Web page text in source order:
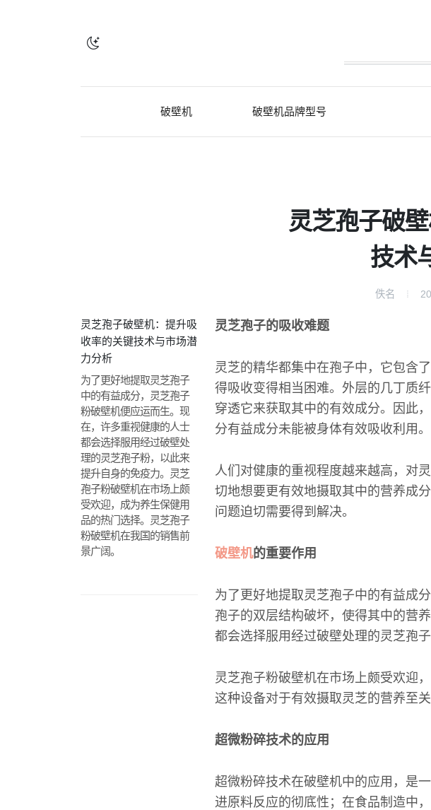
破壁机 破壁机品牌型号
灵芝孢子破
技术
佚名
灵芝孢子破壁机：提升吸
收率的关键技术与市场潜
力分析
为了更好地提取灵芝孢子
中的有益成分，灵芝孢子
粉破壁机便应运而生。现
在，许多重视健康的人士
都会选择服用经过破壁处
理的灵芝孢子粉，以此来
提升自身的免疫力。灵芝
孢子粉破壁机在市场上颇
受欢迎，成为养生保健用
品的热门选择。灵芝孢子
粉破壁机在我国的销售前
景广阔。
灵芝孢子的吸收难题
灵芝的精华都集中在孢子中，它包含
得吸收变得相当困难。外层的几丁质
穿透它来获取其中的有效成分。因此
分有益成分未能被身体有效吸收利用。
人们对健康的重视程度越来越高，对
切地想要更有效地摄取其中的营养成
问题迫切需要得到解决。
破壁机的重要作用
为了更好地提取灵芝孢子中的有益成
孢子的双层结构破坏，使得其中的营
都会选择服用经过破壁处理的灵芝孢
灵芝孢子粉破壁机在市场上颇受欢迎
这种设备对于有效摄取灵芝的营养至
超微粉碎技术的应用
超微粉碎技术在破壁机中的应用，是
进原料反应的彻底性；在食品制造中